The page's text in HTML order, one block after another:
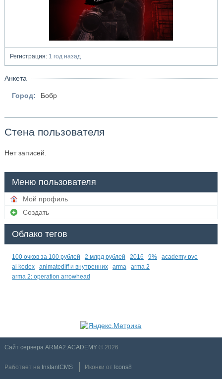
Регистрация:1 год назад
Анкета
Город: Бобр
Стена пользователя
Нет записей.
Меню пользователя
Мой профиль
Создать
Облако тегов
100 очков за 100 рублей 2 млрд рублей 2016 9%
academy pve
ai kodex
animatediff и внутренних arma
arma 2
arma 2: operation arrowhead
Сайт сервера ARMA2.ACADEMY© 2026
Работает на InstantCMS Иконки от Icons8